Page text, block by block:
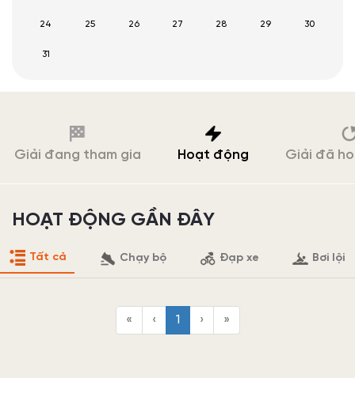
24 25 26 27 28 29 30
31
Giải đang tham gia Hoạt động Giải đã
HOẠT ĐỘNG GẦN ĐÂY
Tất cả Chạy bộ Đạp xe Bơi lội
« ‹ 1 › »